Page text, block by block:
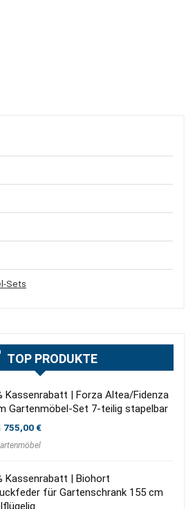
Sets
TOP PRODUKTE
Kassenrabatt | Forza Altea/Fidenza
Gartenmöbel-Set 7-teilig stapelbar
Ursprünglicher
war:
755,00€Aktueller
Kassenrabatt | Biohort
für Gartenschrank 155 cm